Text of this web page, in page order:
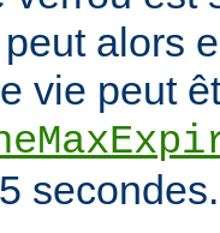
alors
vie peut
secondes.